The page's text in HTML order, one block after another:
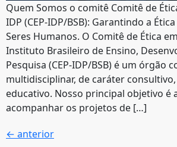
Quem Somos o comitê Comitê de
IDP (CEP-IDP/BSB): Garantindo a
Seres Humanos. O Comitê de Ética
Instituto Brasileiro de Ensino,
Pesquisa (CEP-IDP/BSB) é um órgão
multidisciplinar, de caráter
educativo. Nosso principal objetivo é
acompanhar os projetos de […]
← anterior